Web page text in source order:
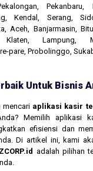
Pekanbaru,
Kendal, Serang,
Aceh, Banjarmasin,
Lampung,
pare, Probolinggo,
Untuk Bisnis
mencari aplikasi kasir
Memilih aplikasi
efisiensi dan
Di artikel ini, kami
adalah pilihan